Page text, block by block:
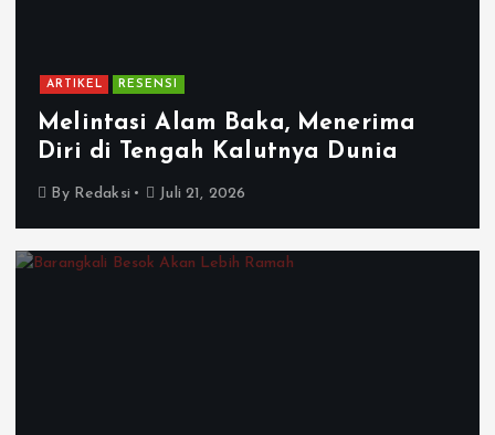
ARTIKEL RESENSI
Melintasi Alam Baka, Menerima
Diri di Tengah Kalutnya Dunia
By Redaksi Juli 21, 2026